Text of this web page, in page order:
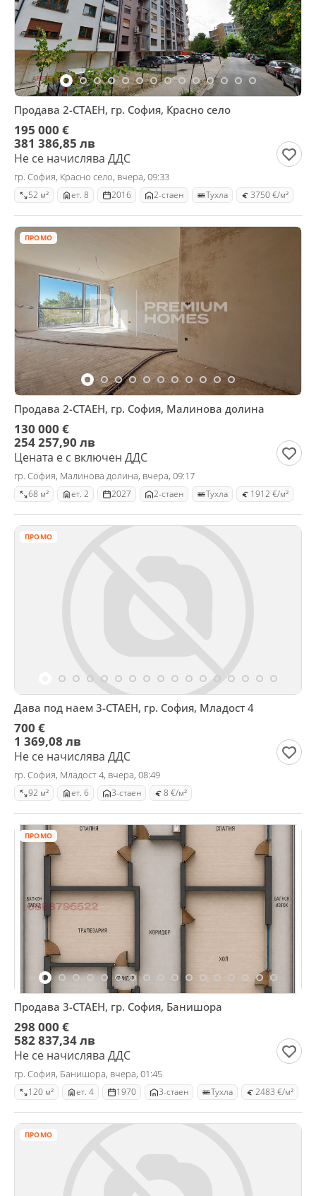
Продава 2-СТАЕН, гр. София, Красно село
195 000 €
381 386,85 лв
Не се начислява ДДС
гр. София, Красно село, вчера, 09:33
52 м² ет. 8 2016 2-стаен Тухла 3750 €/м²
ПРОМО
Продава 2-СТАЕН, гр. София, Малинова долина
130 000 €
254 257,90 лв
Цената е с включен ДДС
гр. София, Малинова долина, вчера, 09:17
68 м² ет. 2 2027 2-стаен Тухла 1912 €/м²
ПРОМО
Дава под наем 3-СТАЕН, гр. София, Младост 4
700 €
1 369,08 лв
Не се начислява ДДС
гр. София, Младост 4, вчера, 08:49
92 м² ет. 6 3-стаен 8 €/м²
ПРОМО
Продава 3-СТАЕН, гр. София, Банишора
298 000 €
582 837,34 лв
Не се начислява ДДС
гр. София, Банишора, вчера, 01:45
120 м² ет. 4 1970 3-стаен Тухла 2483 €/м²
ПРОМО